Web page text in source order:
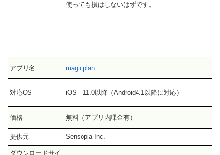
使っても損はしないはずです。
アプリ名 magicplan
対応OS iOS 11.0以降（Android4.1以降に対応）
価格 無料（アプリ内課金有）
提供元 Sensopia Inc.
ダウンロードサイ